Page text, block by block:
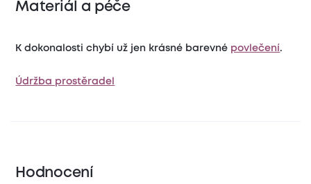
Materiál a péče
K dokonalosti chybí už jen krásné barevné povlečení.
Údržba prostěradel
Hodnocení